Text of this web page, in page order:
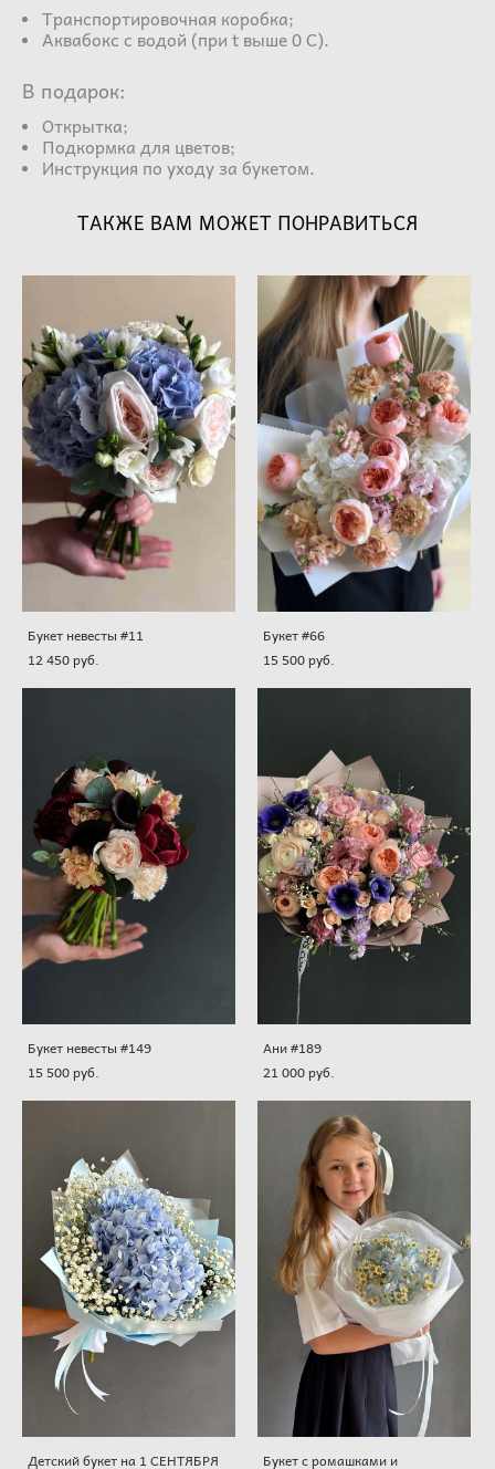
Транспортировочная коробка;
Аквабокс с водой (при t выше 0 С).
В подарок:
Открытка;
Подкормка для цветов;
Инструкция по уходу за букетом.
ТАКЖЕ ВАМ МОЖЕТ ПОНРАВИТЬСЯ
Букет невесты #11
12 450 pуб.
Букет #66
15 500 pуб.
Букет невесты #149
15 500 pуб.
Ани #189
21 000 pуб.
Детский букет на 1 СЕНТЯБРЯ Букет с ромашками и